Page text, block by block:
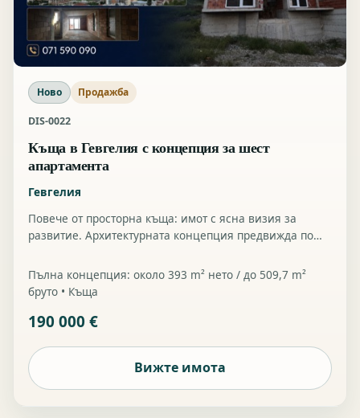
Ново Продажба
DIS-0022
Къща в Гевгелия с концепция за шест
апартамента
Гевгелия
Повече от просторна къща: имот с ясна визия за
развитие. Архитектурната концепция предвижда по
както и rooftop пространство с панорамна гледка.
Цена: 190 000 €
Пълна концепция: около 393 m² нето / до 509,7 m²
бруто • Къща
190 000 €
Вижте имота